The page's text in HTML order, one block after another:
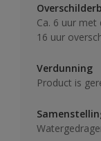
Ca. 6 uur met
16 uur
Verdunning
Product is